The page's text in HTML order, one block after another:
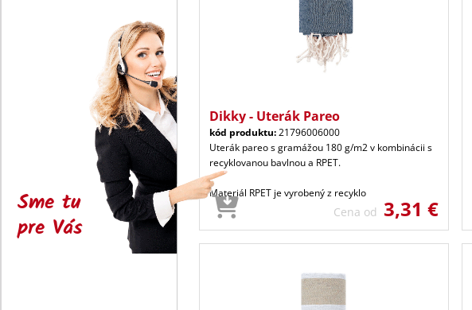
Sme tu
pre Vás
Dikky - Uterák Pareo
kód produktu:21796006000
Uterák pareo s gramážou 180 g/m2 v kombinácii s
recyklovanou bavlnou a RPET.
Materiál RPET je vyrobený z recyklo
Cena od 3,31 €